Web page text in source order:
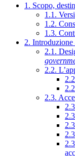
1. Scopo,
1.1.
1.2.
1.3.
2.
2.1.
2.2.
2.3.